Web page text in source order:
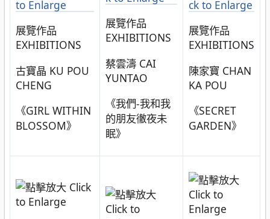
展覽作品
EXHIBITIONS
古寶晶 KU POU
CHENG
《GIRL WITHIN
BLOSSOM》
展覽作品
EXHIBITIONS
蔡雲濤 CAI
YUNTAO
《我們-我和我
的朋友徹夜未
眠》
展覽作品
EXHIBITIONS
陳家寶 CHAN
KA POU
《SECRET
GARDEN》